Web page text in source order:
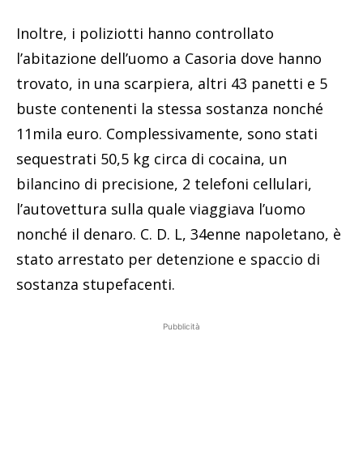
Inoltre, i poliziotti hanno controllato
l’abitazione dell’uomo a Casoria dove hanno
trovato, in una scarpiera, altri 43 panetti e 5
buste contenenti la stessa sostanza nonché
11mila euro. Complessivamente, sono stati
sequestrati 50,5 kg circa di cocaina, un
bilancino di precisione, 2 telefoni cellulari,
l’autovettura sulla quale viaggiava l’uomo
nonché il denaro. C. D. L, 34enne napoletano, è
stato arrestato per detenzione e spaccio di
sostanza stupefacenti.
Pubblicità